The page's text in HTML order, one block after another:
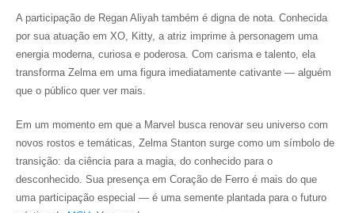
A participação de Regan Aliyah também é digna de nota. Conhecida
por sua atuação em XO, Kitty, a atriz imprime à personagem uma
energia moderna, curiosa e poderosa. Com carisma e talento, ela
transforma Zelma em uma figura imediatamente cativante — alguém
que o público quer ver mais.
Em um momento em que a Marvel busca renovar seu universo com
novos rostos e temáticas, Zelma Stanton surge como um símbolo de
transição: da ciência para a magia, do conhecido para o
desconhecido. Sua presença em Coração de Ferro é mais do que
uma participação especial — é uma semente plantada para o futuro